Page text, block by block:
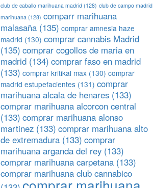
club de caballo marihuana madrid (128) club de campo madrid
marihuana (128) comparr marihuana
malasaña (135) comprar amnesia haze
madrid (130) comprar cannabis Madrid
(135) comprar cogollos de maria en
madrid (134) comprar faso en madrid
(133) comprar kritikal max (130) comprar
madrid estupefacientes (131) comprar
marihuana alcala de henares (133)
comprar marihuana alcorcon central
(133) comprar marihuana alonso
martinez (133) comprar marihuana alto
de extremadura (133) comprar
marihuana arganda del rey (133)
comprar marihuana carpetana (133)
comprar marihuana club cannabico